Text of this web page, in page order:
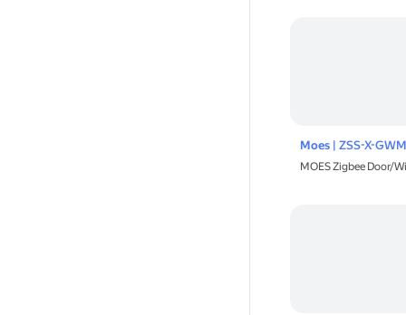
Moes| ZSS-X-
MOES Zigbee Door/